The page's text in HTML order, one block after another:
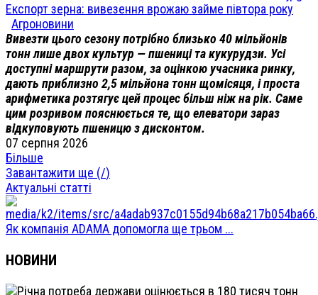
Експорт зерна: вивезення врожаю займе півтора року
Агроновини
Вивезти цього сезону потрібно близько 40 мільйонів
тонн лише двох культур — пшениці та кукурудзи. Усі
доступні маршрути разом, за оцінкою учасника ринку,
дають приблизно 2,5 мільйона тонн щомісяця, і проста
арифметика розтягує цей процес більш ніж на рік. Саме
цим розривом пояснюється те, що елеватори зараз
відкуповують пшеницю з дисконтом.
07 серпня 2026
Більше
Завантажити ще (/)
Актуальні статті
Як компанія ADAMA допомогла ще трьом ...
НОВИНИ